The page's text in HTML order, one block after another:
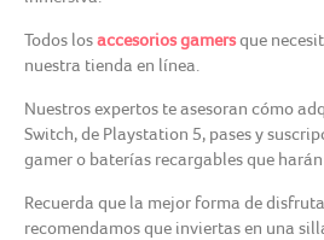
Todos losaccesorios gamersque
nuestra tienda en línea.
Nuestros expertos te asesoran cómo
Switch, de Playstation 5, pases y
gamer o baterías recargables que
Recuerda que la mejor forma de
recomendamos que inviertas en una